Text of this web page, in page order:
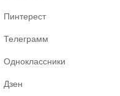
Пинтерест
Телеграмм
Одноклассники
Дзен